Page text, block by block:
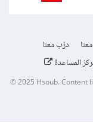
درّب معنا
المساعدة
© 2025Hsoub.